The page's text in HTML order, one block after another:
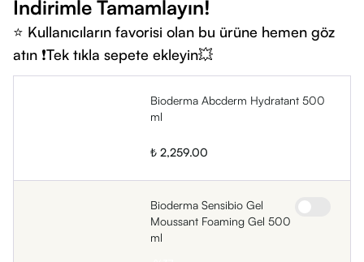
• Pentylene Glycol
• Hydroxyethyl Acrylate/Sodium Acryloyldimethyl Taurate
Copolymer
• Acrylates/C10-30 Alkyl Acrylate Crosspolymer
İndirimle Tamamlayın!
⭐ Kullanıcıların favorisi olan bu ürüne hemen göz
atın ❗Tek tıkla sepete ekleyin💥
Bioderma Abcderm Hydratant 500
ml
₺ 2,259.00
Bioderma Sensibio Gel
Moussant Foaming Gel 500
ml